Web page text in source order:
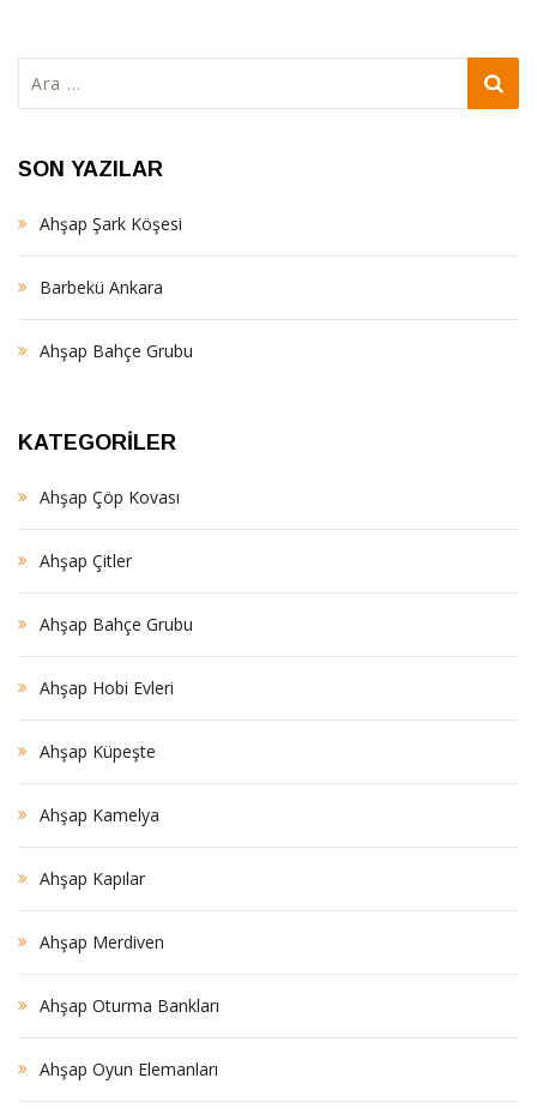
SON YAZILAR
Ahşap Şark Köşesi
Barbekü Ankara
Ahşap Bahçe Grubu
KATEGORILER
Ahşap Çöp Kovası
Ahşap Çitler
Ahşap Bahçe Grubu
Ahşap Hobi Evleri
Ahşap Küpeşte
Ahşap Kamelya
Ahşap Kapılar
Ahşap Merdiven
Ahşap Oturma Bankları
Ahşap Oyun Elemanları